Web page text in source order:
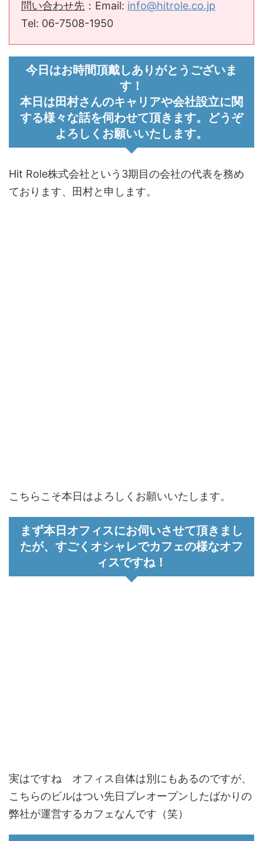
問い合わせ先 ：Email: info@hitrole.co.jp
Tel: 06-7508-1950
今日はお時間頂戴しありがとうございま
す！
本日は田村さんのキャリアや会社設立に関
する様々な話を伺わせて頂きます。どうぞ
よろしくお願いいたします。
Hit Role株式会社という3期目の会社の代表を務め
ております、田村と申します。
こちらこそ本日はよろしくお願いいたします。
まず本日オフィスにお伺いさせて頂きまし
たが、すごくオシャレでカフェの様なオフ
ィスですね！
実はですね オフィス自体は別にもあるのですが、
こちらのビルはつい先日プレオープンしたばかりの
弊社が運営するカフェなんです（笑）